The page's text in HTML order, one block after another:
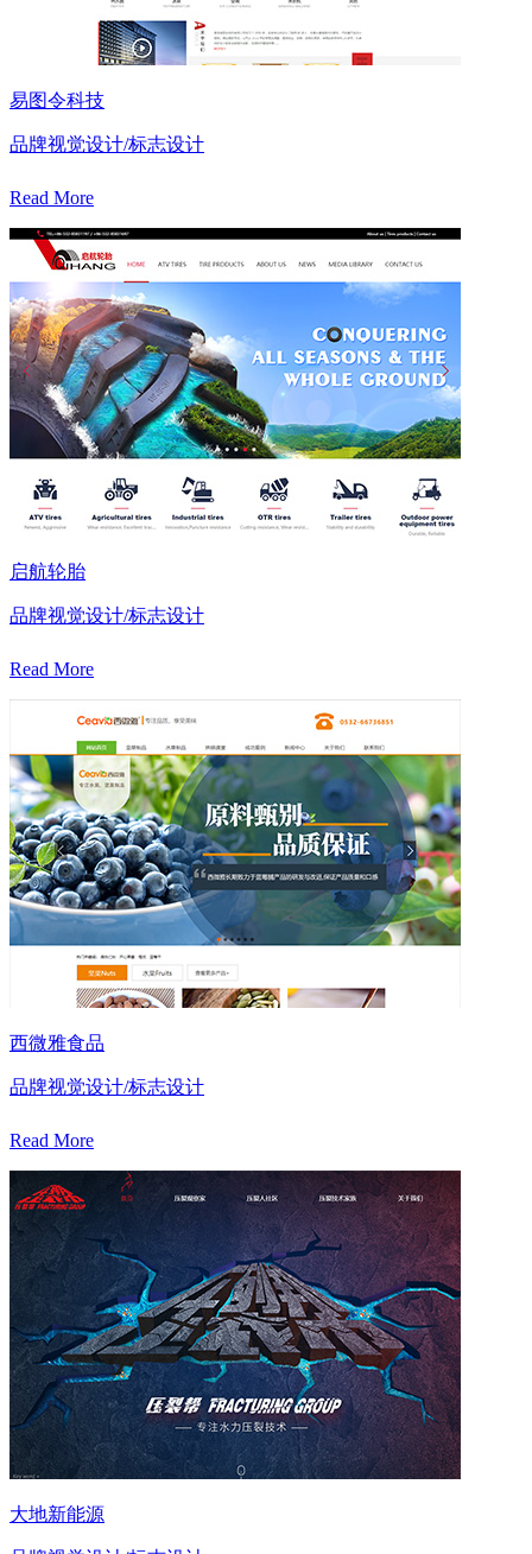
易图令科技
品牌视觉设计/标志设计
Read More
启航轮胎
品牌视觉设计/标志设计
Read More
西微雅食品
品牌视觉设计/标志设计
Read More
大地新能源